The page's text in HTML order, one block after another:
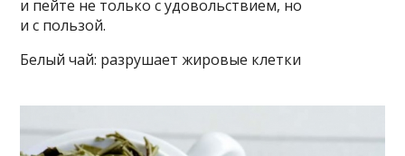
и пейте не только с удовольствием, но
и с пользой.
Белый чай: разрушает жировые клетки